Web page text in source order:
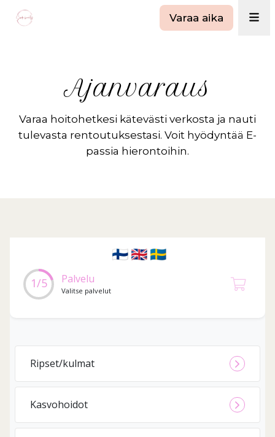
Varaa aika
Ajanvaraus
Varaa hoitohetkesi kätevästi verkosta ja nauti
tulevasta rentoutuksestasi. Voit hyödyntää E-
passia hierontoihin.